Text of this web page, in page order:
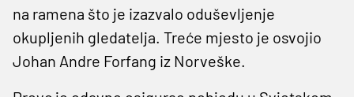
na ramena što je izazvalo oduševljenje
okupljenih gledatelja. Treće mjesto je osvojio
Johan Andre Forfang iz Norveške.